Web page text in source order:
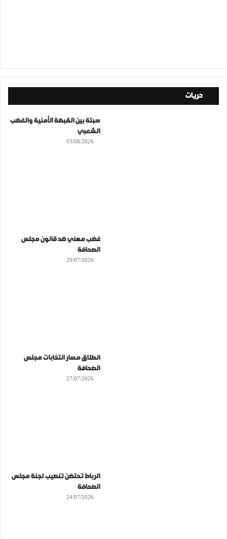
حريات
سبتة بين القبضة الأمنية والغضب
الشعبي
03/08/2026
غضب مهني ضد قانون مجلس
الصحافة
29/07/2026
انطلاق مسار انتخابات مجلس
الصحافة
27/07/2026
الرباط تحتضن تنصيب لجنة مجلس
الصحافة
24/07/2026